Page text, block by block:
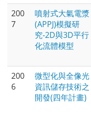
200
7
噴射式大氣電漿
(APPJ)模擬研
究-2D與3D平行
化流體模型
200
6
微型化與全像光
資訊儲存技術之
開發(四年計畫)